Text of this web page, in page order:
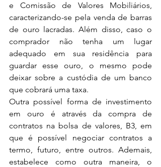
e Comissão de Valores Mobiliários,
caracterizando-se pela venda de barras
de ouro lacradas. Além disso, caso o
comprador não tenha um lugar
adequado em sua residência para
guardar esse ouro, o mesmo pode
deixar sobre a custódia de um banco
que cobrará uma taxa.
Outra possível forma de investimento
em ouro é através da compra de
contratos na bolsa de valores, B3, em
que é possível negociar contratos a
termo, futuro, entre outros. Ademais,
estabelece como outra maneira, o